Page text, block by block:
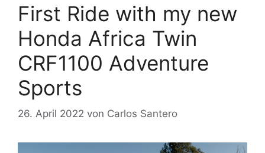
First Ride with my new
Honda Africa Twin
CRF1100 Adventure
Sports
26. April 2022 von Carlos Santero